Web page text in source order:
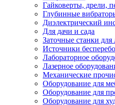
Гайковерты, дрели,
Глубинные
Диэлектрический
Для дачи и сада
Заточные станки
Источники
Лабораторное
Лазерное
Механические
Оборудование для
Оборудование для
Оборудование для